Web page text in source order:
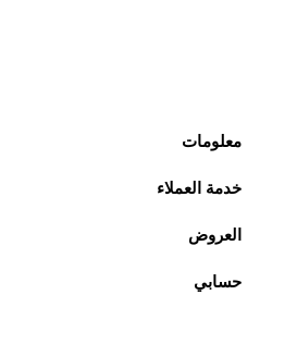
معلومات
خدمة العملاء
العروض
حسابي